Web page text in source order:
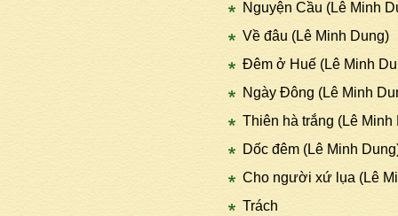
Nguyện Cầu (Lê Minh
Về đâu (Lê Minh Dung)
Đêm ở Huế (Lê Minh
Ngày Đông (Lê Minh
Thiên hà trắng (Lê Minh
Dốc đêm (Lê Minh
Cho người xứ lụa (Lê
Trách